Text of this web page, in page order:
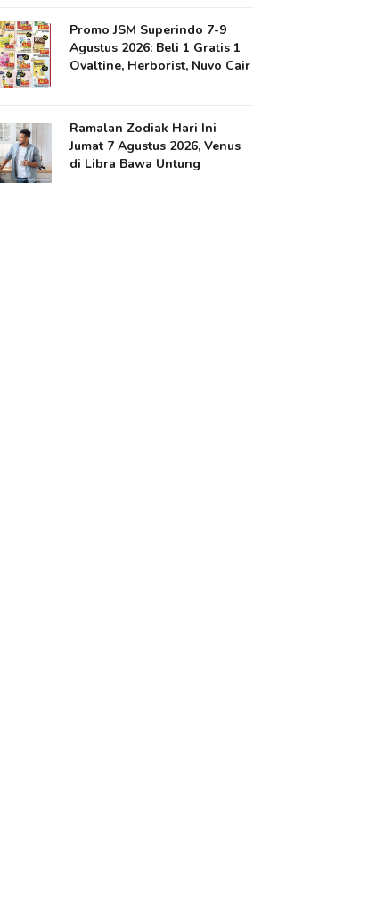
Promo JSM Superindo 7-9
Agustus 2026: Beli 1 Gratis 1
Ovaltine, Herborist, Nuvo Cair
Ramalan Zodiak Hari Ini
Jumat 7 Agustus 2026, Venus
di Libra Bawa Untung